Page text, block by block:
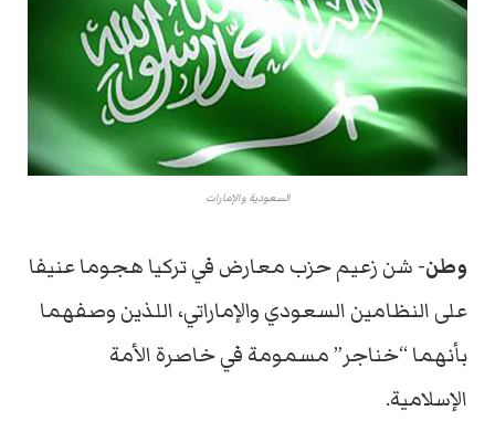
السعودية والإمارات
وطن- شن زعيم حزب معارض في تركيا هجوما عنيفا
على النظامين السعودي والإماراتي، اللذين وصفهما
بأنهما “خناجر” مسمومة في خاصرة الأمة
الإسلامية.